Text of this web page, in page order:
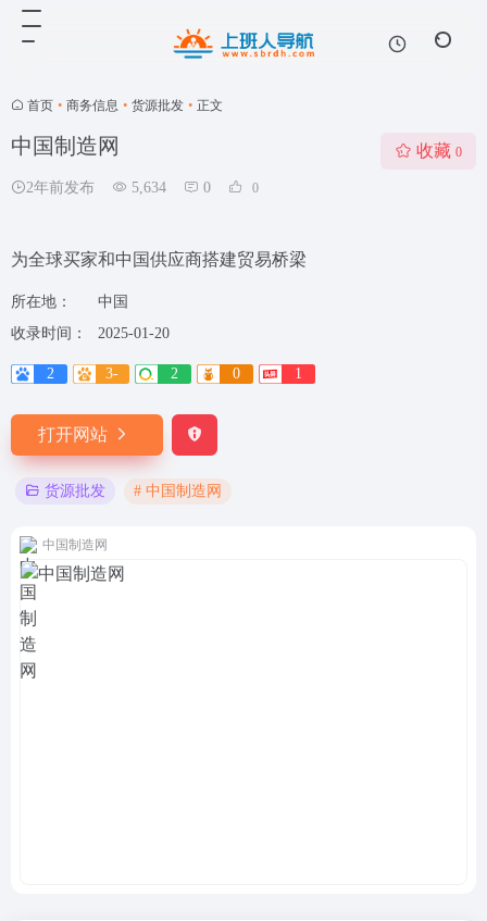
首页 • 商务信息 • 货源批发 • 正文
中国制造网
2年前发布 5,634 0 0
收藏 0
为全球买家和中国供应商搭建贸易桥梁
所在地：
中国
收录时间：
2025-01-20
2 3- 2 0 1
打开网站
货源批发 # 中国制造网
中国制造网